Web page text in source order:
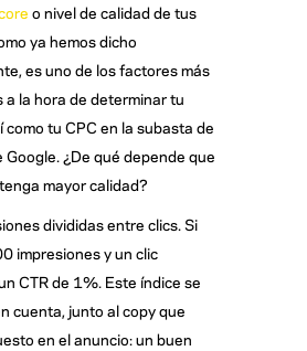
o nivel de calidad de tus
ya hemos dicho
es uno de los factores más
a la hora de determinar tu
como tu CPC en la subasta de
Google. ¿De qué depende que
mayor calidad?
divididas entre clics. Si
impresiones y un clic
CTR de 1%. Este índice se
cuenta, junto al copy que
en el anuncio: un buen